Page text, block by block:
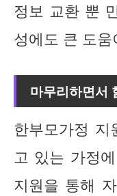
정보 교환 뿐
성에도 큰 도
마무리하면서
한부모가정 지
고 있는 가정
지원을 통해